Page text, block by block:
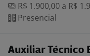
R$ 1.900,00 a R$
Presencial
Auxiliar Técnico